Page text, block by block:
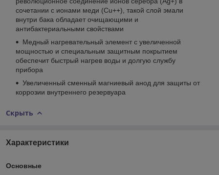
сочетании с ионами меди (Cu++), такой слой эмали
внутри бака обладает очищающими и
антибактериальными свойствами
Медный нагревательный элемент с увеличенной
мощностью и специальным защитным покрытием
обеспечит быстрый нагрев воды и долгую службу
прибора
Увеличенный сменный магниевый анод для защиты от
коррозии внутреннего резервуара
Скрыть
Характеристики
Основные